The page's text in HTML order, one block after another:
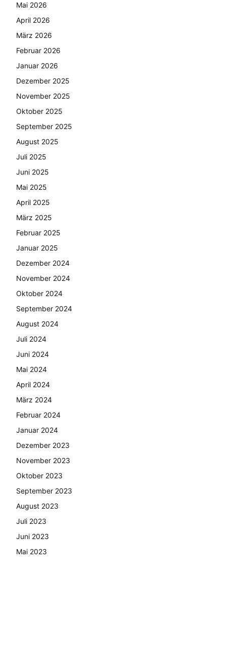
Mai 2026
April 2026
März 2026
Februar 2026
Januar 2026
Dezember 2025
November 2025
Oktober 2025
September 2025
August 2025
Juli 2025
Juni 2025
Mai 2025
April 2025
März 2025
Februar 2025
Januar 2025
Dezember 2024
November 2024
Oktober 2024
September 2024
August 2024
Juli 2024
Juni 2024
Mai 2024
April 2024
März 2024
Februar 2024
Januar 2024
Dezember 2023
November 2023
Oktober 2023
September 2023
August 2023
Juli 2023
Juni 2023
Mai 2023